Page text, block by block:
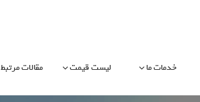
خدمات ما لیست قیمت مقالات مرتبط